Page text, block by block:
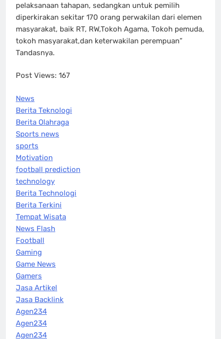
pelaksanaan tahapan, sedangkan untuk pemilih
diperkirakan sekitar 170 orang perwakilan dari elemen
masyarakat, baik RT, RW,Tokoh Agama, Tokoh pemuda,
tokoh masyarakat,dan keterwakilan perempuan”
Tandasnya.
Post Views: 167
News
Berita Teknologi
Berita Olahraga
Sports news
sports
Motivation
football prediction
technology
Berita Technologi
Berita Terkini
Tempat Wisata
News Flash
Football
Gaming
Game News
Gamers
Jasa Artikel
Jasa Backlink
Agen234
Agen234
Agen234